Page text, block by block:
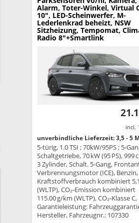
Alarm, Toter-Winkel, Virtual
10", LED-Scheinwerfer, M-
Lederlenkrad beheizt, NSW
Sitzheizung, Tempomat,
Radio 8"+Smartlink
incl.
unverbindliche Lieferzeit: 3,5 - 5
5-türig, 1.0 TSI ; 70kW/95PS ; 5-
Schaltgetriebe, 70 kW (95 PS), 999
3 Zylinder, Schalt. 5-Gang,
Verbrennungsmotor (ICE), Benzin,
Kraftstoffverbrauch kombiniert
(WLTP), CO₂-Emission kombiniert
115.00 g/km (WLTP), CO₂-Klasse C,
Garantieleistung:
Hersteller, Fahrzeugnr.: 107330